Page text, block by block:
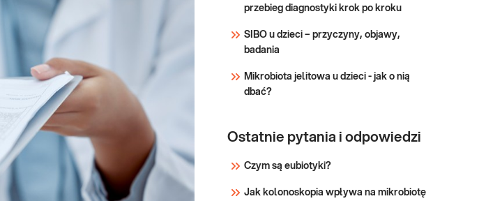
(anty-AChR), przydatne
różnicowaniu miastenii.
przebieg diagnostyki krok po kroku
SIBO u dzieci – przyczyny, objawy,
badania
Mikrobiota jelitowa u dzieci - jak o nią
dbać?
Ostatnie pytania i odpowiedzi
Czym są eubiotyki?
Jak kolonoskopia wpływa na mikrobiotę